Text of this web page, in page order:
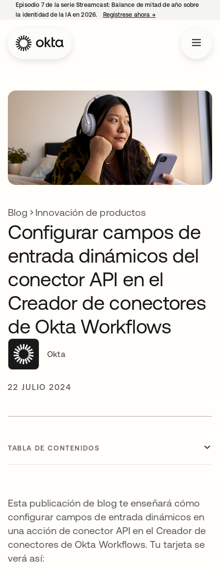
Episodio 7 de la serie Streamcast: Balance de mitad de año sobre
la identidad de la IA en 2026.
Regístrese ahora →se abre en una
Blog Innovación de productos
Configurar campos de
entrada dinámicos del
conector API en el
Creador de conectores
de Okta Workflows
Okta
22 JULIO 2024
TABLA DE CONTENIDOS
Esta publicación de blog te enseñará cómo
configurar campos de entrada dinámicos en
una acción de conector API en el Creador de
conectores de Okta Workflows. Tu tarjeta se
verá así: